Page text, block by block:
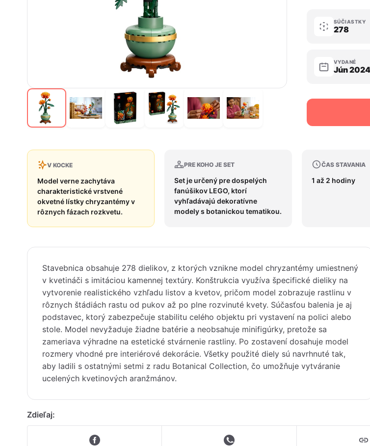
SÚČIASTKY
278
VYDANÉ
Jún 2024
V KOCKE
Model verne zachytáva
charakteristické vrstvené
okvetné lístky chryzantémy v
rôznych fázach rozkvetu.
PRE KOHO JE SET
Set je určený pre dospelých
fanúšikov LEGO, ktorí
vyhľadávajú dekoratívne
modely s botanickou tematikou.
ČAS STAVANIA
1 až 2 hodiny
Stavebnica obsahuje 278 dielikov, z ktorých vznikne model chryzantémy umiestnený
v kvetináči s imitáciou kamennej textúry. Konštrukcia využíva špecifické dieliky na
vytvorenie realistického vzhľadu listov a kvetov, pričom model zobrazuje rastlinu v
rôznych štádiách rastu od pukov až po plne rozvinuté kvety. Súčasťou balenia je aj
podstavec, ktorý zabezpečuje stabilitu celého objektu pri vystavení na polici alebo
stole. Model nevyžaduje žiadne batérie a neobsahuje minifigúrky, pretože sa
zameriava výhradne na estetické stvárnenie rastliny. Po zostavení dosahuje model
rozmery vhodné pre interiérové dekorácie. Všetky použité diely sú navrhnuté tak,
aby ladili s ostatnými setmi z radu Botanical Collection, čo umožňuje vytváranie
ucelených kvetinových aranžmánov.
Zdieľaj: